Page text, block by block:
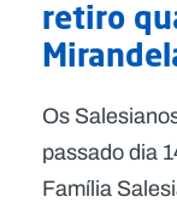
retiro
Os
passado dia
Família